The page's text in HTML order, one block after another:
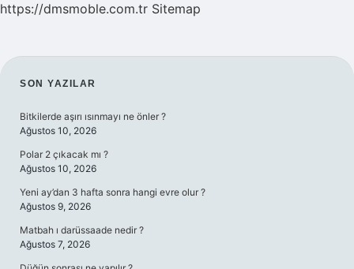
https://dmsmoble.com.tr Sitemap
SIDEBAR
SON YAZILAR
Bitkilerde aşırı ısınmayı ne önler ?
Ağustos 10, 2026
Polar 2 çıkacak mı ?
Ağustos 10, 2026
Yeni ay’dan 3 hafta sonra hangi evre olur ?
Ağustos 9, 2026
Matbah ı darüssaade nedir ?
Ağustos 7, 2026